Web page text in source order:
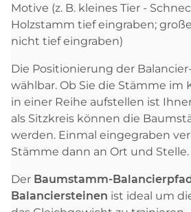
Motive (z. B. kleines Tier -
Holzstamm tief eingraben;
nicht tief eingraben)
Die Positionierung der
wählbar. Ob Sie die Stämme im
in einer Reihe aufstellen ist
als Sitzkreis können die
werden. Einmal eingegraben
Stämme dann an Ort und Stelle.
Der Baumstamm-Balancierpfad
Balanciersteinen ist ideal um